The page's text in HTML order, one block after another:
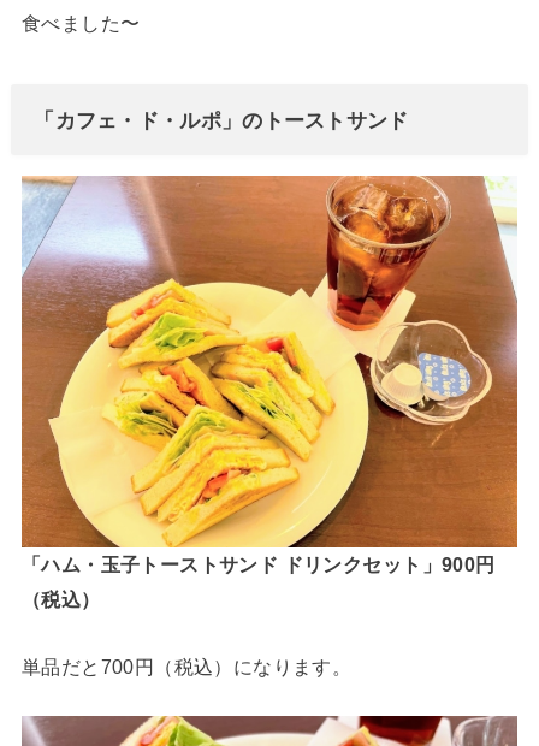
食べました〜
「カフェ・ド・ルポ」のトーストサンド
「ハム・玉子トーストサンド ドリンクセット」900円
（税込）
単品だと700円（税込）になります。